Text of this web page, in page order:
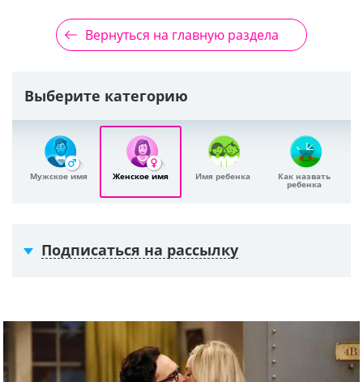
Вернуться на главную раздела
Выберите категорию
Мужское имя Женское имя Имя ребенка Как назвать
ребенка
Подписаться на рассылку